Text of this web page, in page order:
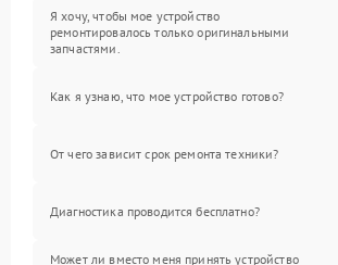
Я хочу, чтобы мое устройство
ремонтировалось только оригинальными
запчастями.
Как я узнаю, что мое устройство готово?
От чего зависит срок ремонта техники?
Диагностика проводится бесплатно?
Может ли вместо меня принять устройство